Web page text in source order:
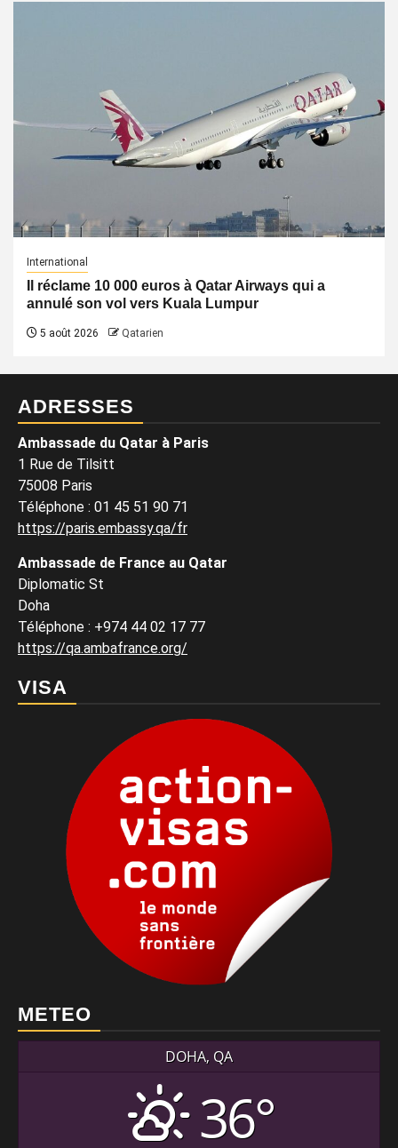
International
Il réclame 10 000 euros à Qatar Airways qui a
annulé son vol vers Kuala Lumpur
5 août 2026 Qatarien
ADRESSES
Ambassade du Qatar à Paris
1 Rue de Tilsitt
75008 Paris
Téléphone : 01 45 51 90 71
https://paris.embassy.qa/fr
Ambassade de France au Qatar
Diplomatic St
Doha
Téléphone : +974 44 02 17 77
https://qa.ambafrance.org/
VISA
METEO
DOHA, QA
36°